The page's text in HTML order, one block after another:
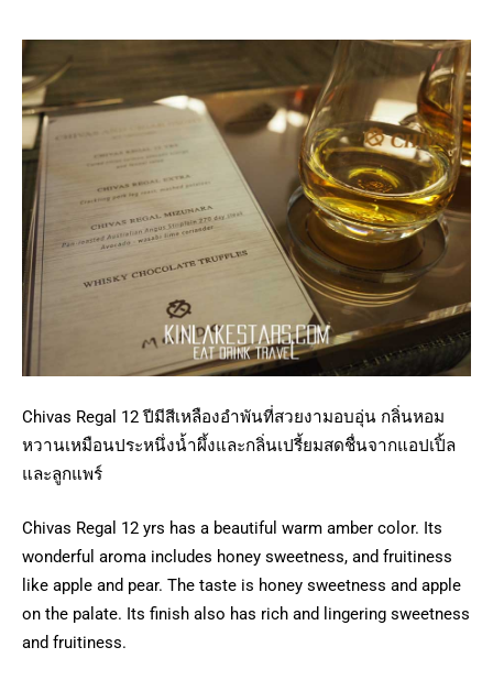
Chivas Regal 12 ปีมีสีเหลืองอำพันที่สวยงามอบอุ่น กลิ่นหอม
หวานเหมือนประหนึ่งน้ำผึ้งและกลิ่นเปรี้ยมสดชื่นจากแอปเปิ้ล
และลูกแพร์
Chivas Regal 12 yrs has a beautiful warm amber color. Its
wonderful aroma includes honey sweetness, and fruitiness
like apple and pear. The taste is honey sweetness and apple
on the palate. Its finish also has rich and lingering sweetness
and fruitiness.